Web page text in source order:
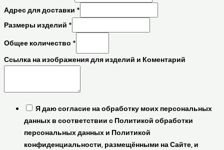
Адрес для доставки *
Размеры изделий *
Общее количество *
Ссылка на изображения для изделий и Коментарий
Я даю согласие на обработку моих персональных
данных в соответствии с Политикой обработки
персональных данных и Политикой
конфиденциальности, размещёнными на Сайте, и